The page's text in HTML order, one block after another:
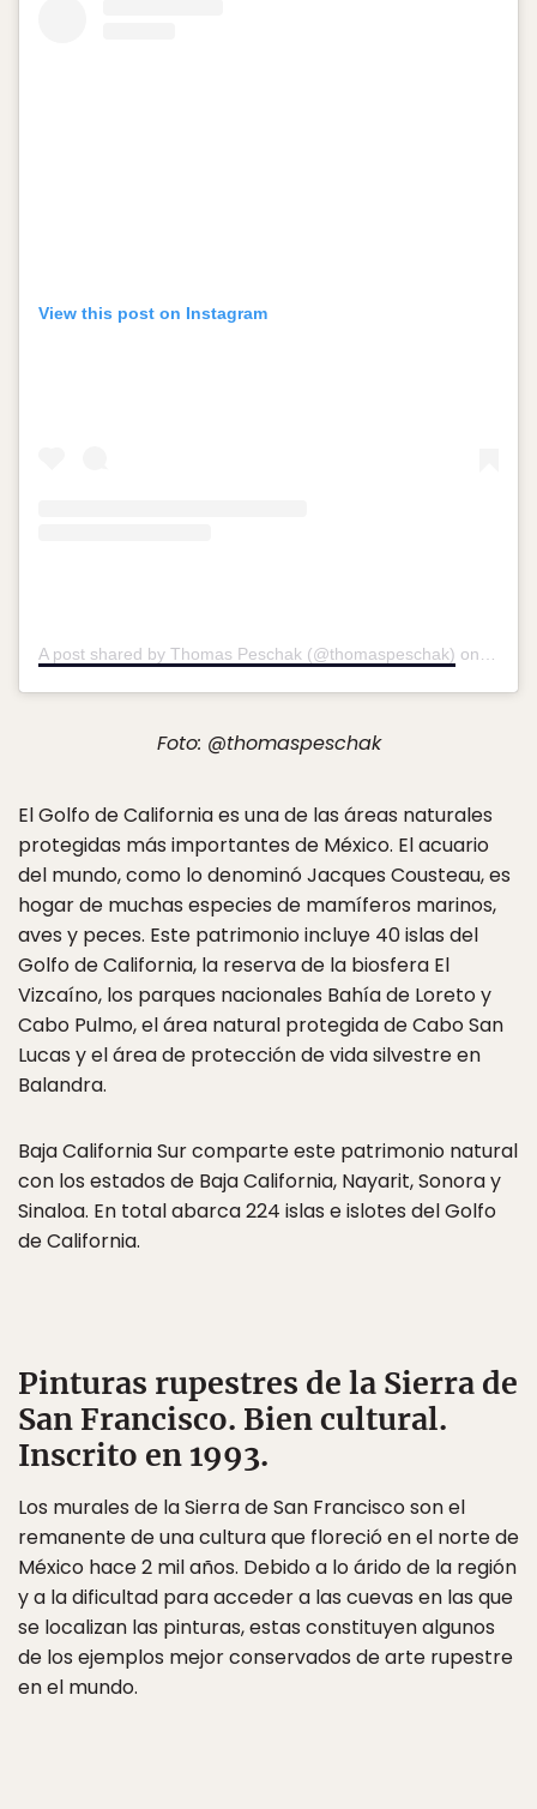
View this post on Instagram
A post shared by Thomas Peschak (@thomaspeschak) on
Foto: @thomaspeschak
El Golfo de California es una de las áreas naturales
protegidas más importantes de México. El acuario
del mundo, como lo denominó Jacques Cousteau, es
hogar de muchas especies de mamíferos marinos,
aves y peces. Este patrimonio incluye 40 islas del
Golfo de California, la reserva de la biosfera El
Vizcaíno, los parques nacionales Bahía de Loreto y
Cabo Pulmo, el área natural protegida de Cabo San
Lucas y el área de protección de vida silvestre en
Balandra.
Baja California Sur comparte este patrimonio natural
con los estados de Baja California, Nayarit, Sonora y
Sinaloa. En total abarca 224 islas e islotes del Golfo
de California.
Pinturas rupestres de la Sierra de
San Francisco. Bien cultural.
Inscrito en 1993.
Los murales de la Sierra de San Francisco son el
remanente de una cultura que floreció en el norte de
México hace 2 mil años. Debido a lo árido de la región
y a la dificultad para acceder a las cuevas en las que
se localizan las pinturas, estas constituyen algunos
de los ejemplos mejor conservados de arte rupestre
en el mundo.